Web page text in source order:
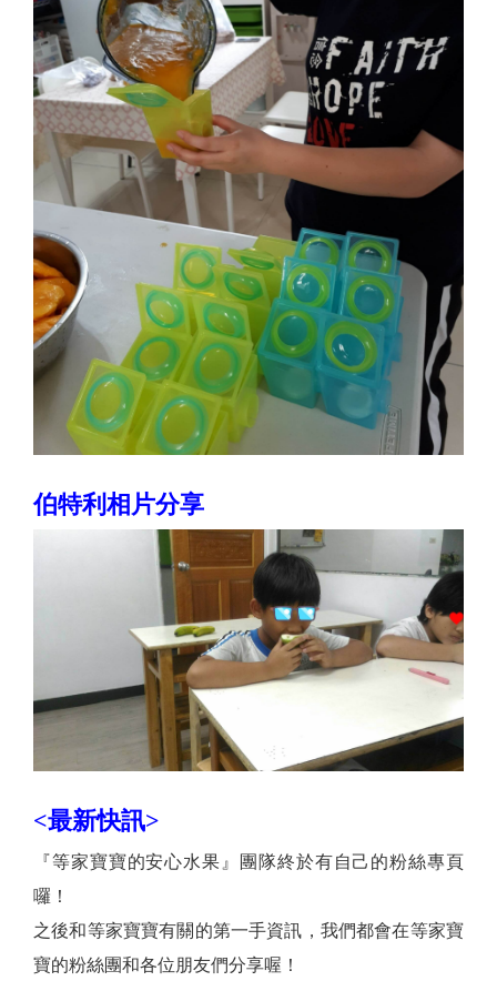
伯特利相片分享
<最新快訊>
『等家寶寶的安心水果』團隊終於有自己的粉絲專頁
囉！
之後和等家寶寶有關的第一手資訊，我們都會在等家寶
寶的粉絲團和各位朋友們分享喔！